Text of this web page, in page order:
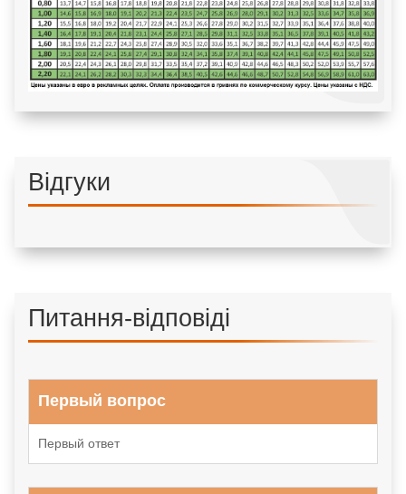
Відгуки
Питання-відповіді
Первый вопрос
Первый ответ